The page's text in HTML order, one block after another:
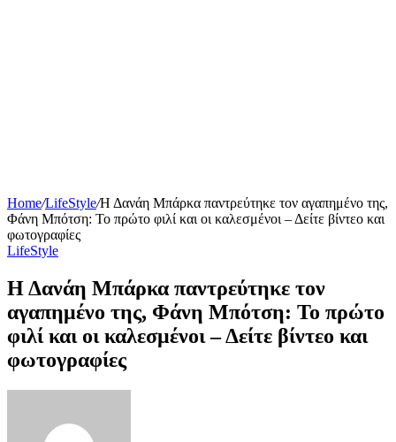
Home/LifeStyle/Η Δανάη Μπάρκα παντρεύτηκε τον αγαπημένο της,
Φάνη Μπότση: Το πρώτο φιλί και οι καλεσμένοι – Δείτε βίντεο και
φωτογραφίες
LifeStyle
Η Δανάη Μπάρκα παντρεύτηκε τον
αγαπημένο της, Φάνη Μπότση: Το πρώτο
φιλί και οι καλεσμένοι – Δείτε βίντεο και
φωτογραφίες